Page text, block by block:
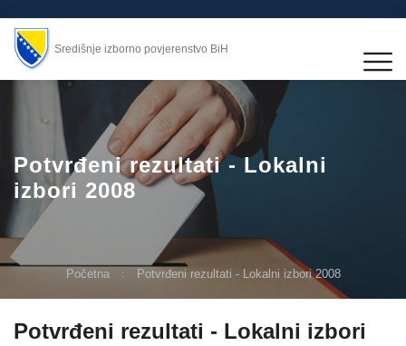
Središnje izborno povjerenstvo BiH
Potvrđeni rezultati - Lokalni
izbori 2008
Početna Potvrđeni rezultati - Lokalni izbori 2008
Potvrđeni rezultati - Lokalni izbori